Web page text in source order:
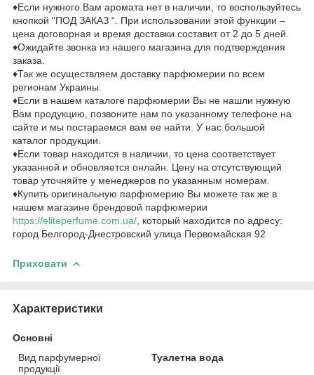
♦Если нужного Вам аромата нет в наличии, то воспользуйтесь
кнопкой “ПОД ЗАКАЗ “. При использовании этой функции –
цена договорная и время доставки составит от 2 до 5 дней.
♦Ожидайте звонка из нашего магазина для подтверждения
заказа.
♦Так же осуществляем доставку парфюмерии по всем
регионам Украины.
♦Если в нашем каталоге парфюмерии Вы не нашли нужную
Вам продукцию, позвоните нам по указанному телефоне на
сайте и мы постараемся вам ее найти. У нас большой
каталог продукции.
♦Если товар находится в наличии, то цена соответствует
указанной и обновляется онлайн. Цену на отсутствующий
товар уточняйте у менеджеров по указанным номерам.
♦Купить оригинальную парфюмерию Вы можете так же в
нашем магазине брендовой парфюмерии
https://eliteperfume.com.ua/ , который находится по адресу:
город Белгород-Днестровский улица Первомайская 92
Приховати
Характеристики
Основні
Вид парфумерної
продукції
Туалетна вода